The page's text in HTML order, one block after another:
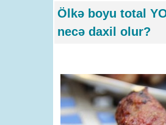
Ölkə boyu total
necə daxil olur?